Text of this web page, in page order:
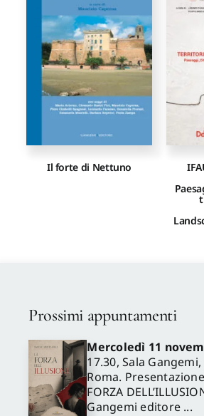
Proposte di pubblicazione
Gangemi Editore
Il forte di Nettuno
Prossimi appuntamenti
Mercoledì 11
17.30, Sala
Roma.
FORZA
Gangemi editore ...